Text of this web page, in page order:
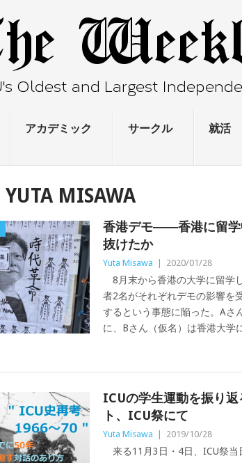
アカデミック サークル 就活
YUTA MISAWA
香港デモ――香港に留学
抜けたか
Yuta Misawa 2020/01/28
8月末から香港の大学に留学
者2名がそれぞれデモの影響を
するという事態に陥った。Aさ
に、Bさん（仮名）は香港大
ICUの学生運動を振り
ト、ICU祭にて
Yuta Misawa 2019/10/28
来る11月3日・4日、ICU祭当